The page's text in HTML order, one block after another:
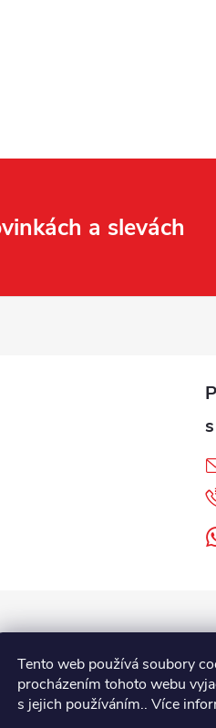
Tento web používá soubory
procházením tohoto webu
s jejich používáním.. Více
a slevách